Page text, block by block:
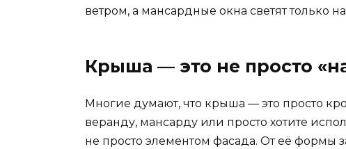
ветром, а мансардные окна светят только
Крыша — это не просто
Многие думают, что крыша — это просто
веранду, мансарду или просто хотите
не просто элементом фасада. От её формы